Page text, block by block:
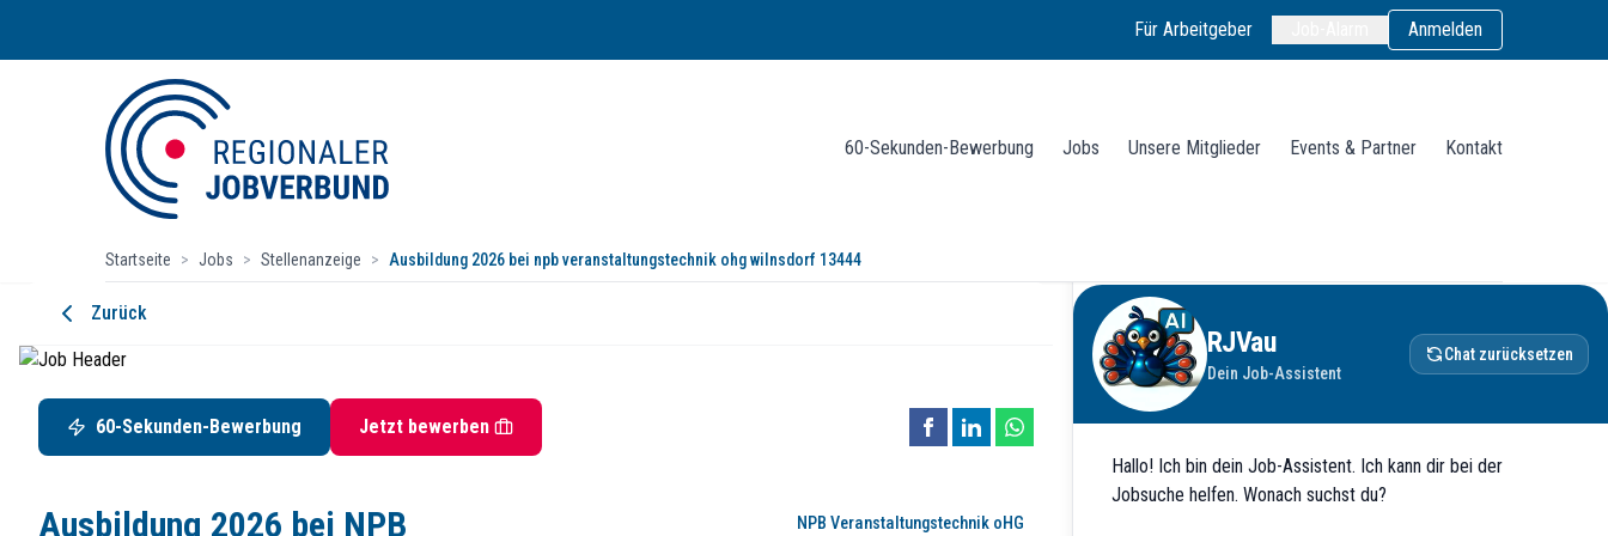
Für Arbeitgeber Anmelden
60-Sekunden-Bewerbung Jobs Unsere Mitglieder Events & Partner Kontakt
Startseite > Jobs > Stellenanzeige > Ausbildung 2026 bei npb veranstaltungstechnik ohg wilnsdorf 13444
Ausbildung 2026 bei NPB Veranstaltungstechnik OHG
NPB Veranstaltungstechnik oHG
Startdatum:
ab sofort
Ausbildungsplatz
Aufgaben
Zurück
60-Sekunden-Bewerbung Jetzt bewerben
Ausbildung 2026 bei NPB
NPB Veranstaltungstechnik oHG
RJVau
Dein Job-Assistent
Chat zurücksetzen
Hallo! Ich bin dein Job-Assistent. Ich kann dir bei der
Jobsuche helfen. Wonach suchst du?